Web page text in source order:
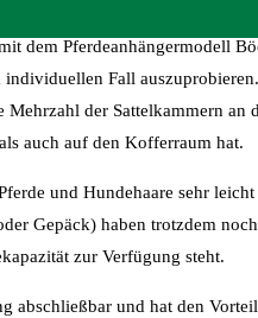
dem Pferdeanhängermodell
Fall
der Sattelkammern an
auch auf den Kofferraum hat.
und Hundehaare sehr
Gepäck) haben trotzdem
zur Verfügung steht.
abschließbar und hat den